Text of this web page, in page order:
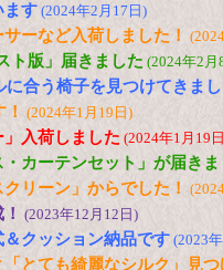
ます (2024年2月17日)
ーなど入荷しました！
ト版」届きました (2024年2月
合う椅子を見つけてきま
(2024年1月19日)
」入荷しました (2024年1月19
カーテンセット」が届きま
リーン」からでした！
(2023年12月12日)
クッション納品です(2023
とても綺麗なシルク」見つ